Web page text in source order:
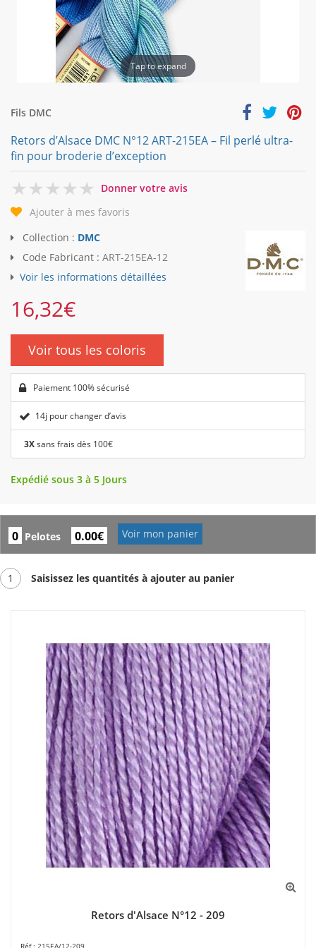
Tap to expand
Fils DMC
Retors d’Alsace DMC N°12 ART-215EA – Fil perlé ultra-
fin pour broderie d’exception
0
Donner votre avis
Ajouter à mes favoris
Collection : DMC
Code Fabricant : ART-215EA-12
Voir les informations détaillées
16,32€
Voir tous les coloris
Paiement 100% sécurisé
14j pour changer d’avis
3Xsans frais dès 100€
Expédié sous 3 à 5 Jours
0 Pelotes 0.00€ Voir mon panier
1 Saisissez les quantités à ajouter au panier
Retors d'Alsace N°12 - 209
215EA/12-209